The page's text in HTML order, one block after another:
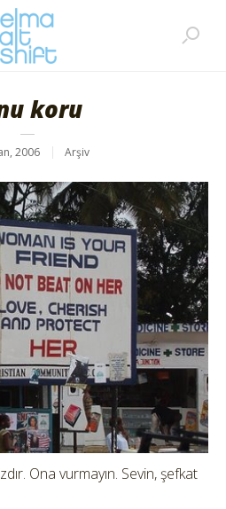
koru
2006 Arşiv
Ona vurmayın. Sevin, şefkat